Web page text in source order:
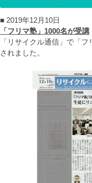
■ 2019年12月10日
「フリマ塾」1000名が受講
「リサイクル通信」で「
されました。